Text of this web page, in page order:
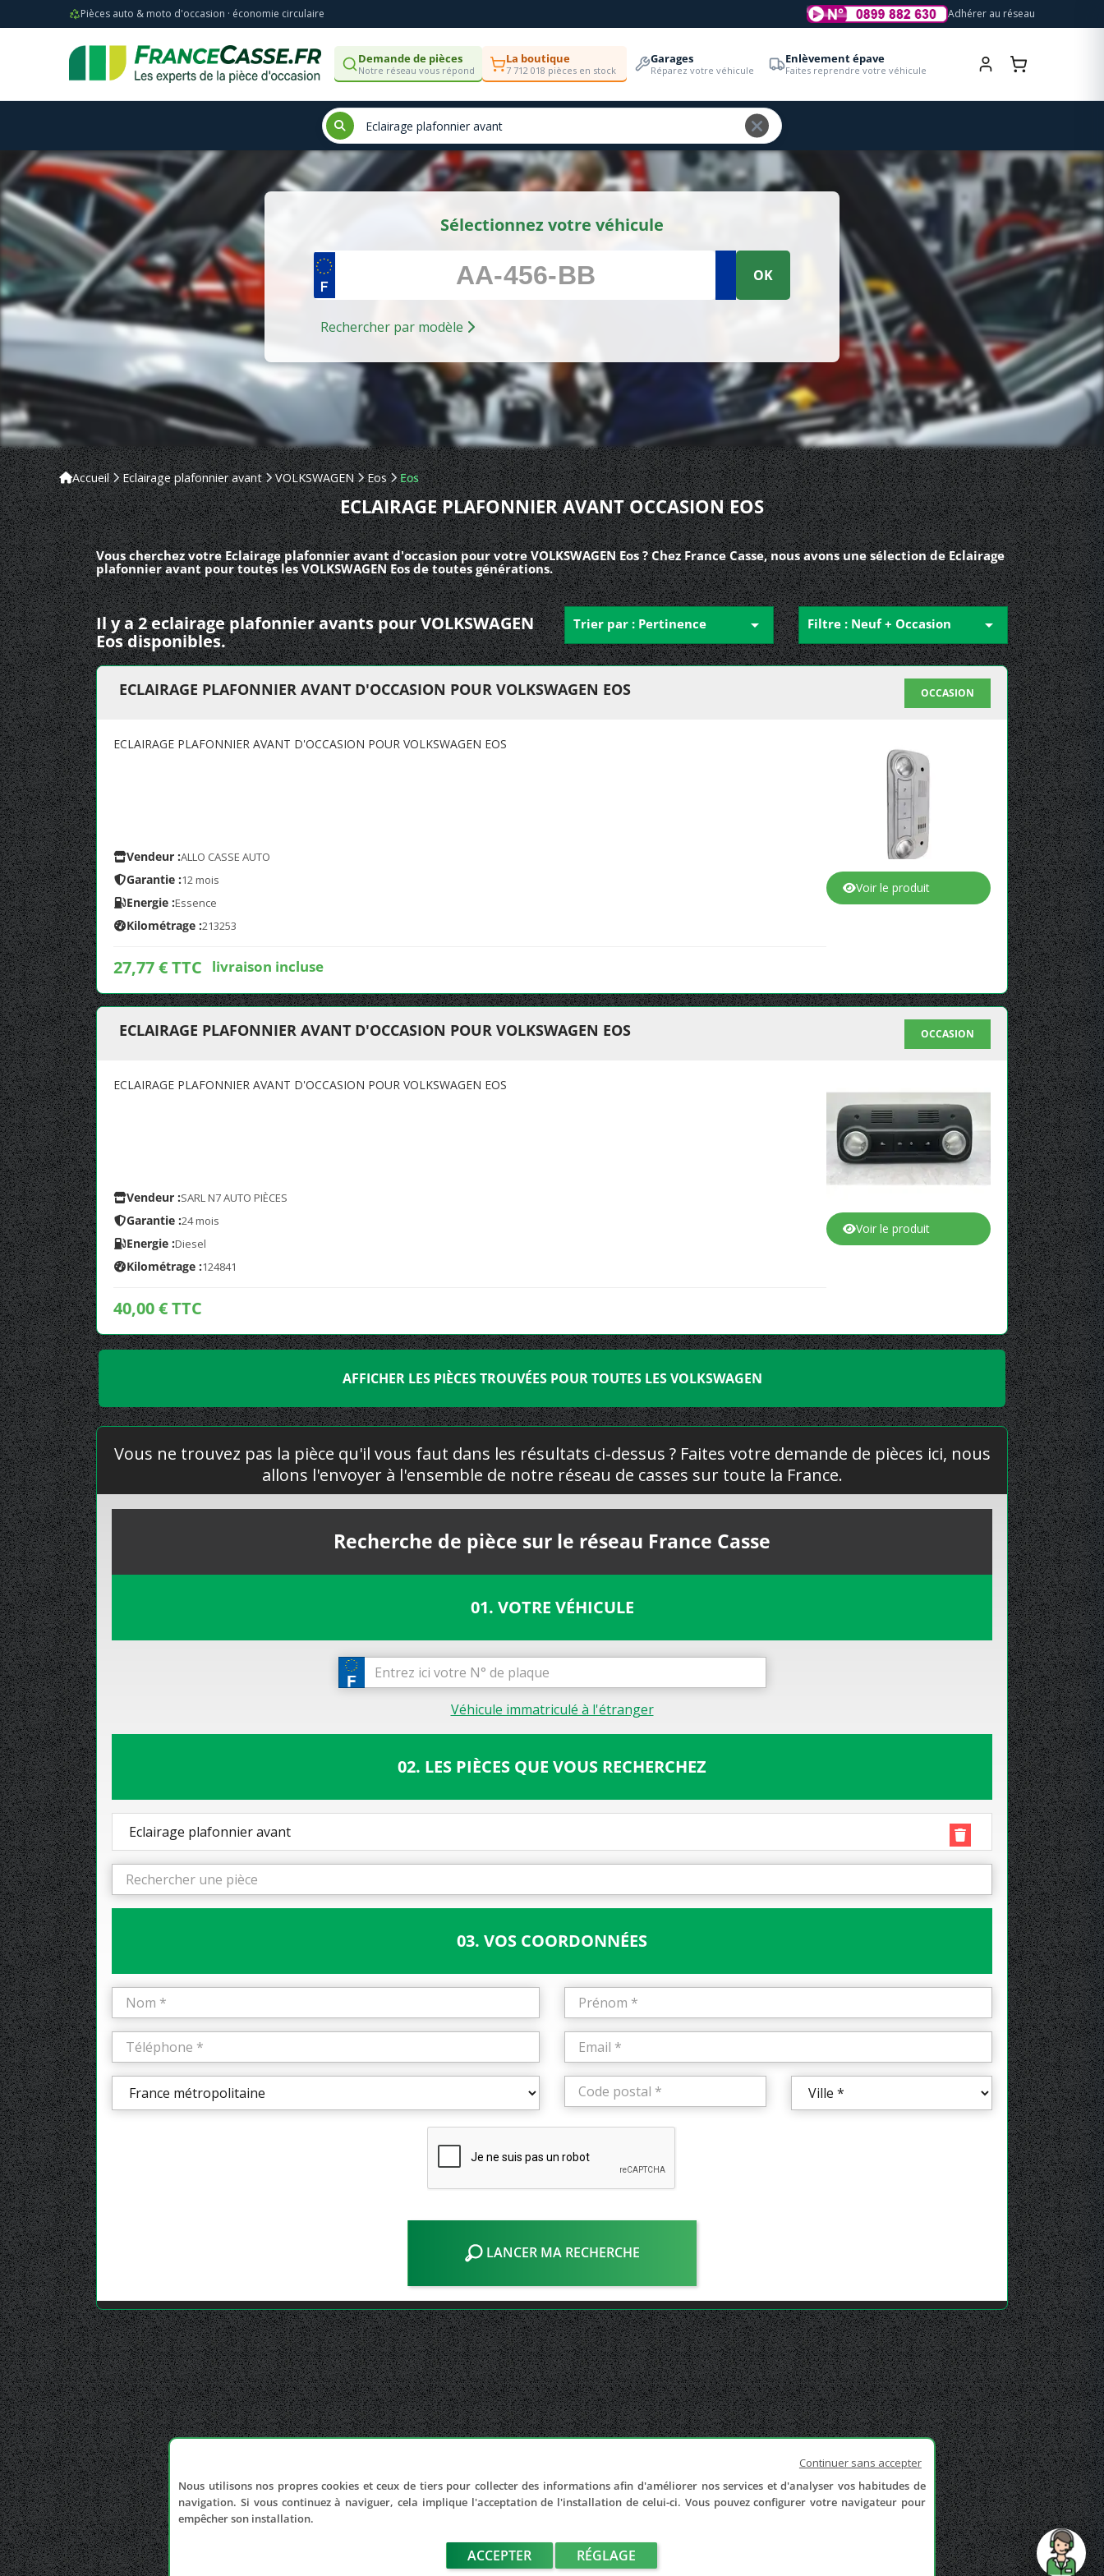
Pièces auto & moto d'occasion · économie circulaire Adhérer au réseau
Demande de pièces
Notre réseau vous répond
La boutique
7 712 018 pièces en stock
Garages
Réparez votre véhicule
Enlèvement épave
Faites reprendre votre véhicule
Sélectionnez votre véhicule
OK
Rechercher par modèle
Accueil Eclairage plafonnier avant VOLKSWAGEN Eos Eos
ECLAIRAGE PLAFONNIER AVANT OCCASION EOS
Vous cherchez votre Eclairage plafonnier avant d'occasion pour votre VOLKSWAGEN Eos ? Chez France Casse, nous avons une sélection de Eclairage
plafonnier avant pour toutes les VOLKSWAGEN Eos de toutes générations.
Il y a 2 eclairage plafonnier avants pour VOLKSWAGEN
Eos disponibles.
Trier par : Pertinence  Filtre : Neuf + Occasion 
ECLAIRAGE PLAFONNIER AVANT D'OCCASION POUR VOLKSWAGEN EOS OCCASION
ECLAIRAGE PLAFONNIER AVANT D'OCCASION POUR VOLKSWAGEN EOS
Vendeur :ALLO CASSE AUTO
Garantie :12 mois
Energie :Essence
Kilométrage :213253
27,77 € TTC livraison incluse
Voir le produit
ECLAIRAGE PLAFONNIER AVANT D'OCCASION POUR VOLKSWAGEN EOS OCCASION
ECLAIRAGE PLAFONNIER AVANT D'OCCASION POUR VOLKSWAGEN EOS
Vendeur :SARL N7 AUTO PIÈCES
Garantie :24 mois
Energie :Diesel
Kilométrage :124841
40,00 € TTC
Voir le produit
AFFICHER LES PIÈCES TROUVÉES POUR TOUTES LES VOLKSWAGEN
Vous ne trouvez pas la pièce qu'il vous faut dans les résultats ci-dessus ? Faites votre demande de pièces ici, nous
allons l'envoyer à l'ensemble de notre réseau de casses sur toute la France.
Recherche de pièce sur le réseau France Casse
01. VOTRE VÉHICULE
Véhicule immatriculé à l'étranger
02. LES PIÈCES QUE VOUS RECHERCHEZ
Eclairage plafonnier avant
03. VOS COORDONNÉES
LANCER MA RECHERCHE
Continuer sans accepter
Nous utilisons nos propres cookies et ceux de tiers pour collecter des informations afin d'améliorer nos services et d'analyser vos habitudes de
navigation. Si vous continuez à naviguer, cela implique l'acceptation de l'installation de celui-ci. Vous pouvez configurer votre navigateur pour
empêcher son installation.
ACCEPTER RÉGLAGE